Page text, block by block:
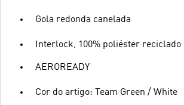
Gola redonda canelada
Interlock, 100% poliéster reciclado
AEROREADY
Cor do artigo: Team Green / White